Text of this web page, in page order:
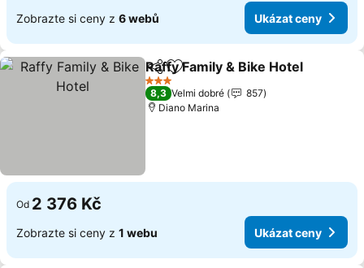
Zobrazte si ceny z 6 webů Ukázat ceny
SdíletPřidat na seznam oblíbených
Raffy Family & Bike Hotel
3 Počet hvězdiček
8,3 Velmi dobré
857
Diano Marina
Od 2 376 Kč
Zobrazte si ceny z 1 webu Ukázat ceny